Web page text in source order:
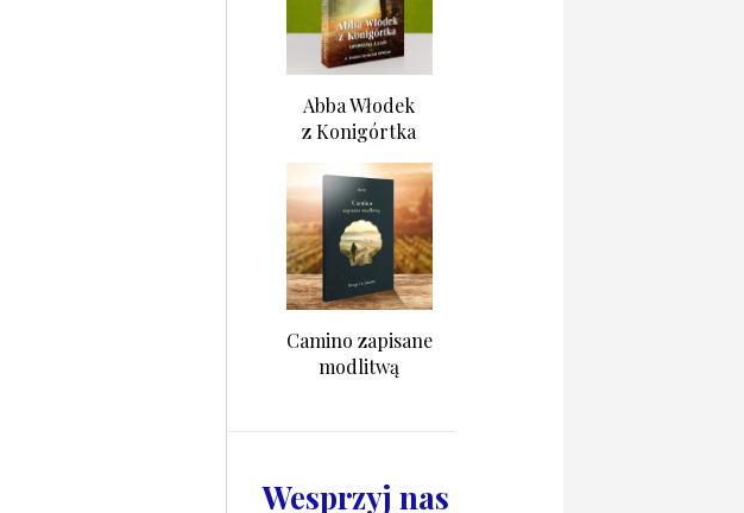
Abba Włodek
z Konigórtka
Camino zapisane
modlitwą
Wesprzyj nas